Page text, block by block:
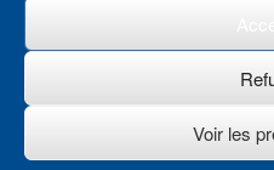
Voir les
Theme by